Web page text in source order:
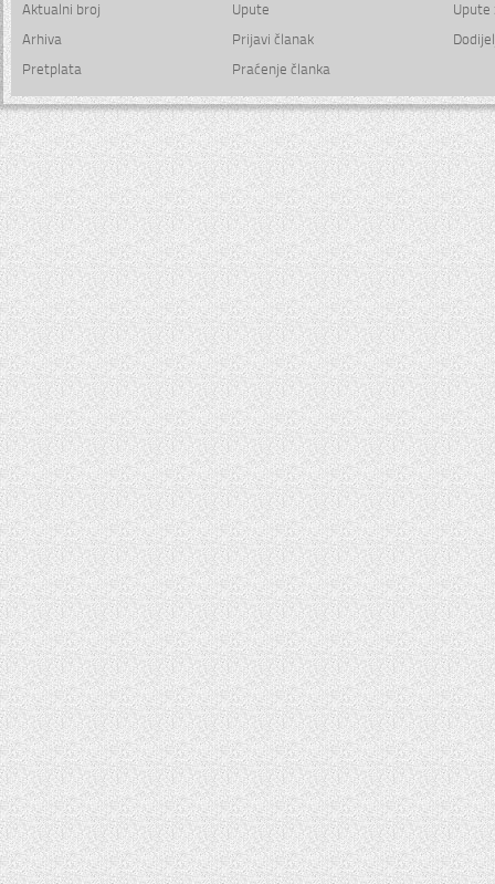
Aktualni broj
Arhiva
Pretplata
Upute
Prijavi članak
Praćenje članka
Upute